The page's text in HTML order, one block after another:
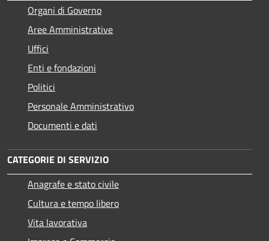
Organi di Governo
Aree Amministrative
Uffici
Enti e fondazioni
Politici
Personale Amministrativo
Documenti e dati
CATEGORIE DI SERVIZIO
Anagrafe e stato civile
Cultura e tempo libero
Vita lavorativa